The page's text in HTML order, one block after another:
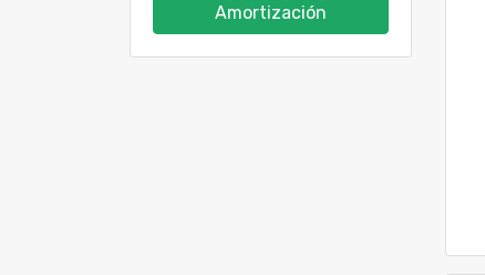
Amortización